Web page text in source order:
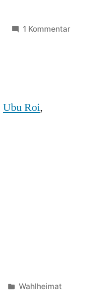
1 Kommentarzu
Ubu Roi,
Veröffentlicht
Wahlheimat